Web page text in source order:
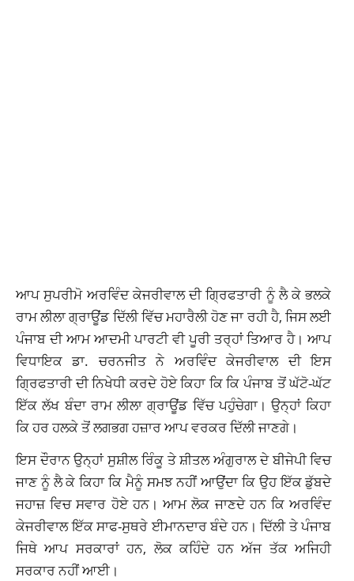
ਆਪ ਸੁਪਰੀਮੋ ਅਰਵਿੰਦ ਕੇਜਰੀਵਾਲ ਦੀ ਗ੍ਰਿਫਤਾਰੀ ਨੂੰ ਲੈ ਕੇ ਭਲਕੇ
ਰਾਮ ਲੀਲਾ ਗ੍ਰਾਊਂਡ ਦਿੱਲੀ ਵਿੱਚ ਮਹਾਰੈਲੀ ਹੋਣ ਜਾ ਰਹੀ ਹੈ, ਜਿਸ ਲਈ
ਪੰਜਾਬ ਦੀ ਆਮ ਆਦਮੀ ਪਾਰਟੀ ਵੀ ਪੂਰੀ ਤਰ੍ਹਾਂ ਤਿਆਰ ਹੈ। ਆਪ
ਵਿਧਾਇਕ ਡਾ. ਚਰਨਜੀਤ ਨੇ ਅਰਵਿੰਦ ਕੇਜਰੀਵਾਲ ਦੀ ਇਸ
ਗ੍ਰਿਫਤਾਰੀ ਦੀ ਨਿਖੇਧੀ ਕਰਦੇ ਹੋਏ ਕਿਹਾ ਕਿ ਕਿ ਪੰਜਾਬ ਤੋਂ ਘੱਟੋ-ਘੱਟ
ਇੱਕ ਲੱਖ ਬੰਦਾ ਰਾਮ ਲੀਲਾ ਗ੍ਰਾਊਂਡ ਵਿੱਚ ਪਹੁੰਚੇਗਾ। ਉਨ੍ਹਾਂ ਕਿਹਾ
ਕਿ ਹਰ ਹਲਕੇ ਤੋਂ ਲਗਭਗ ਹਜ਼ਾਰ ਆਪ ਵਰਕਰ ਦਿੱਲੀ ਜਾਣਗੇ।
ਇਸ ਦੌਰਾਨ ਉਨ੍ਹਾਂ ਸੁਸ਼ੀਲ ਰਿੰਕੂ ਤੇ ਸ਼ੀਤਲ ਅੰਗੁਰਾਲ ਦੇ ਬੀਜੇਪੀ ਵਿਚ
ਜਾਣ ਨੂੰ ਲੈ ਕੇ ਕਿਹਾ ਕਿ ਮੈਨੂੰ ਸਮਝ ਨਹੀਂ ਆਉਂਦਾ ਕਿ ਉਹ ਇੱਕ ਡੁੱਬਦੇ
ਜਹਾਜ਼ ਵਿਚ ਸਵਾਰ ਹੋਏ ਹਨ। ਆਮ ਲੋਕ ਜਾਣਦੇ ਹਨ ਕਿ ਅਰਵਿੰਦ
ਕੇਜਰੀਵਾਲ ਇੱਕ ਸਾਫ-ਸੁਥਰੇ ਈਮਾਨਦਾਰ ਬੰਦੇ ਹਨ। ਦਿੱਲੀ ਤੇ ਪੰਜਾਬ
ਜਿਥੇ ਆਪ ਸਰਕਾਰਾਂ ਹਨ, ਲੋਕ ਕਹਿੰਦੇ ਹਨ ਅੱਜ ਤੱਕ ਅਜਿਹੀ
ਸਰਕਾਰ ਨਹੀਂ ਆਈ।